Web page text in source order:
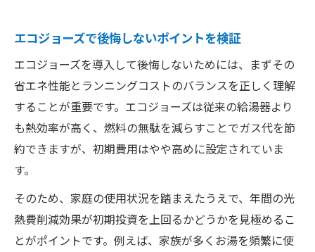
エコジョーズで後悔しないポイントを検証
エコジョーズを導入して後悔しないためには、まずその
省エネ性能とランニングコストのバランスを正しく理解
することが重要です。エコジョーズは従来の給湯器より
も熱効率が高く、燃料の無駄を減らすことでガス代を節
約できますが、初期費用はやや高めに設定されていま
す。
そのため、家庭の使用状況を踏まえたうえで、年間の光
熱費削減効果が初期投資を上回るかどうかを見極めるこ
とがポイントです。例えば、家族が多くお湯を頻繁に使